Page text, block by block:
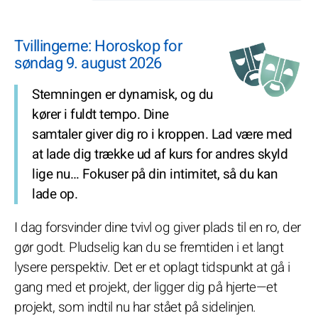
Tvillingerne: Horoskop for
søndag 9. august 2026
Stemningen er dynamisk, og du
kører i fuldt tempo. Dine
samtaler giver dig ro i kroppen. Lad være med
at lade dig trække ud af kurs for andres skyld
lige nu… Fokuser på din intimitet, så du kan
lade op.
I dag forsvinder dine tvivl og giver plads til en ro, der
gør godt. Pludselig kan du se fremtiden i et langt
lysere perspektiv. Det er et oplagt tidspunkt at gå i
gang med et projekt, der ligger dig på hjerte—et
projekt, som indtil nu har stået på sidelinjen.